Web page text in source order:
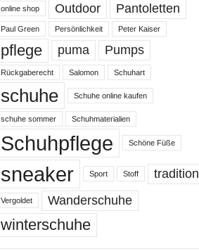
online shop Outdoor Pantoletten
Paul Green Persönlichkeit Peter Kaiser
pflege puma Pumps
Rückgaberecht Salomon Schuhart
schuhe Schuhe online kaufen
schuhe sommer Schuhmaterialien
Schuhpflege Schöne Füße
sneaker Sport Stoff tradition
Vergoldet Wanderschuhe
winterschuhe